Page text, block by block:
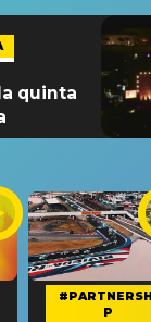
quinta
#PARTNERSHI
P